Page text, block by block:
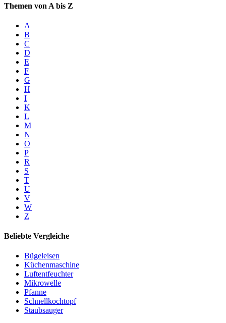
Themen von A bis Z
A
B
C
D
E
F
G
H
I
K
L
M
N
O
P
R
S
T
U
V
W
Z
Beliebte Vergleiche
Bügeleisen
Küchenmaschine
Luftentfeuchter
Mikrowelle
Pfanne
Schnellkochtopf
Staubsauger